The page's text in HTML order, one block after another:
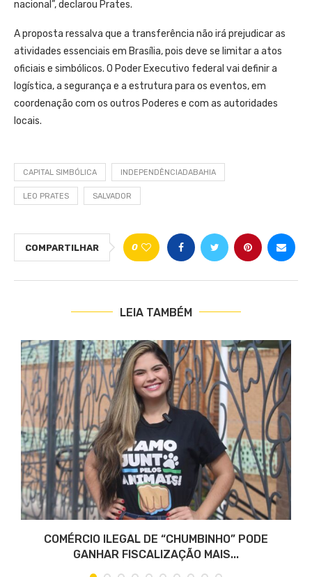
nacional”, declarou Prates.
A proposta ressalva que a transferência não irá prejudicar as
atividades essenciais em Brasília, pois deve se limitar a atos
oficiais e simbólicos. O Poder Executivo federal vai definir a
logística, a segurança e a estrutura para os eventos, em
coordenação com os outros Poderes e com as autoridades
locais.
CAPITAL SIMBÓLICA INDEPENDÊNCIADABAHIA
LEO PRATES SALVADOR
COMPARTILHAR 0
LEIA TAMBÉM
COMÉRCIO ILEGAL DE “CHUMBINHO” PODE
GANHAR FISCALIZAÇÃO MAIS...